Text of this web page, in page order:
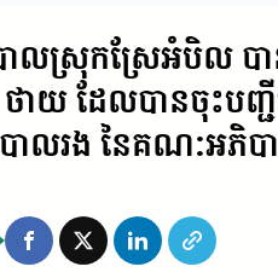
បាលស្រុកស្រែអំបិល បា
យ ដែលបានចុះបញ្
ាលរង នៃគណៈអភិប